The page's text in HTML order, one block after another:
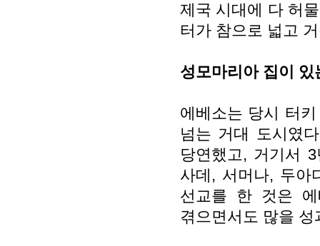
제국 시대에 다 허
터가 참으로 넓고
성모마리아 집이 있
에베소는 당시 터
넘는 거대 도시였
당연했고, 거기서
사데, 서머나, 두아
선교를 한 것은
겪으면서도 많을 성